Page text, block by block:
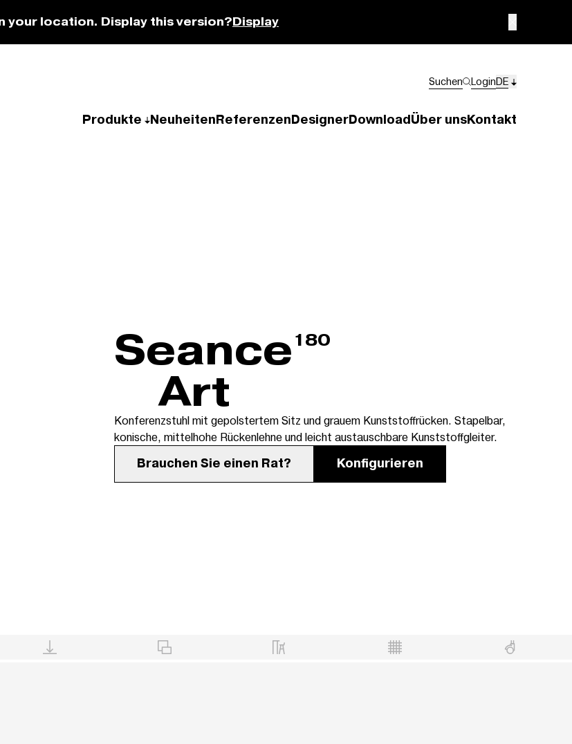
your location. Display this version?Display
Suchen LoginDE
Produkte NeuheitenReferenzenDesignerDownloadÜber unsKontakt
Seance
Art
180
Konferenzstuhl mit gepolstertem Sitz und grauem Kunststoffrücken. Stapelbar,
konische, mittelhohe Rückenlehne und leicht austauschbare Kunststoffgleiter.
Brauchen Sie einen Rat? Konfigurieren